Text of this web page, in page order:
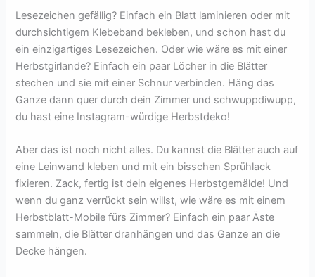
Lesezeichen gefällig? Einfach ein Blatt laminieren oder mit
durchsichtigem Klebeband bekleben, und schon hast du
ein einzigartiges Lesezeichen. Oder wie wäre es mit einer
Herbstgirlande? Einfach ein paar Löcher in die Blätter
stechen und sie mit einer Schnur verbinden. Häng das
Ganze dann quer durch dein Zimmer und schwuppdiwupp,
du hast eine Instagram-würdige Herbstdeko!
Aber das ist noch nicht alles. Du kannst die Blätter auch auf
eine Leinwand kleben und mit ein bisschen Sprühlack
fixieren. Zack, fertig ist dein eigenes Herbstgemälde! Und
wenn du ganz verrückt sein willst, wie wäre es mit einem
Herbstblatt-Mobile fürs Zimmer? Einfach ein paar Äste
sammeln, die Blätter dranhängen und das Ganze an die
Decke hängen.